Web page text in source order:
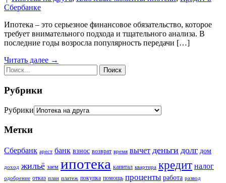
Сбербанке
Ипотека – это серьезное финансовое обязательство, которое
требует внимательного подхода и тщательного анализа. В
последние годы возросла популярность передачи […]
Читать далее →
Рубрики
Рубрики
Метки
Сбербанк арест банк взнос возврат время вычет деньги долг дом
доход жильё заем ипотека капитал квартира кредит налог
одобрение отказ план платеж покупка помощь проценты работа развод